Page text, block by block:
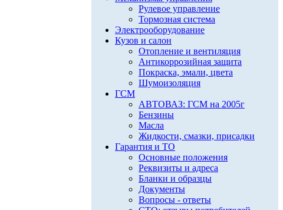
Рулевое управление
Тормозная система
Электрооборудование
Кузов и салон
Отопление и вентиляция
Антикоррозийная защита
Покраска, эмали, цвета
Шумоизоляция
ГСМ
АВТОВАЗ: ГСМ на 2005г
Бензины
Масла
Жидкости, смазки, присадки
Гарантия и ТО
Основные положения
Реквизиты и адреса
Бланки и образцы
Документы
Вопросы - ответы